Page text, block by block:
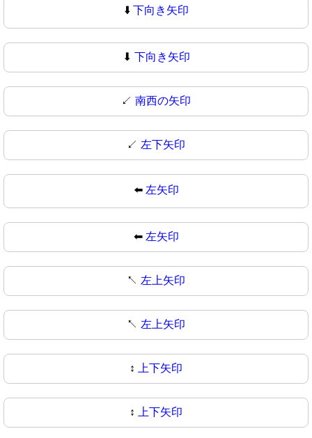
⬇️ 下向き矢印
⬇ 下向き矢印
↙️ 南西の矢印
↙ 左下矢印
⬅️ 左矢印
⬅ 左矢印
↖️ 左上矢印
↖ 左上矢印
↕️ 上下矢印
↕ 上下矢印